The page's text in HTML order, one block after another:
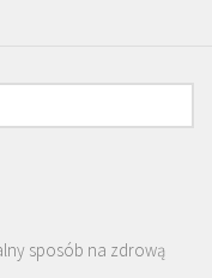
sposób na zdrową